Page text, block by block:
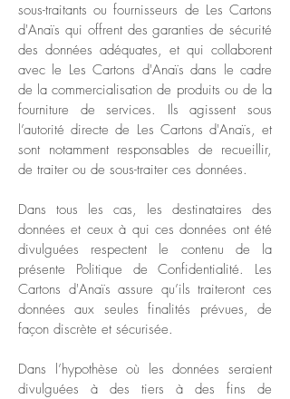
sous-traitants ou fournisseurs de Les Cartons
d'Anaïs qui offrent des garanties de sécurité
des données adéquates, et qui collaborent
avec le Les Cartons d'Anaïs dans le cadre
de la commercialisation de produits ou de la
fourniture de services. Ils agissent sous
l’autorité directe de Les Cartons d'Anaïs, et
sont notamment responsables de recueillir,
de traiter ou de sous-traiter ces données.
Dans tous les cas, les destinataires des
données et ceux à qui ces données ont été
divulguées respectent le contenu de la
présente Politique de Confidentialité. Les
Cartons d'Anaïs assure qu’ils traiteront ces
données aux seules finalités prévues, de
façon discrète et sécurisée.
Dans l’hypothèse où les données seraient
divulguées à des tiers à des fins de